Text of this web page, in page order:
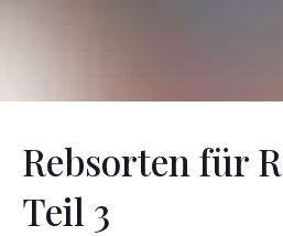
Rebsorten für
Teil 3